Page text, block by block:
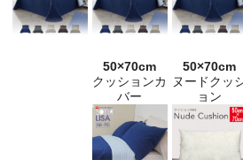
50×70cm
クッションカ
バー
50×70cm
ヌードクッ
ョン